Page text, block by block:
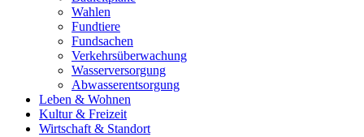
Wahlen
Fundtiere
Fundsachen
Verkehrsüberwachung
Wasserversorgung
Abwasserentsorgung
Leben & Wohnen
Kultur & Freizeit
Wirtschaft & Standort